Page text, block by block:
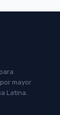
mayor
Latina.